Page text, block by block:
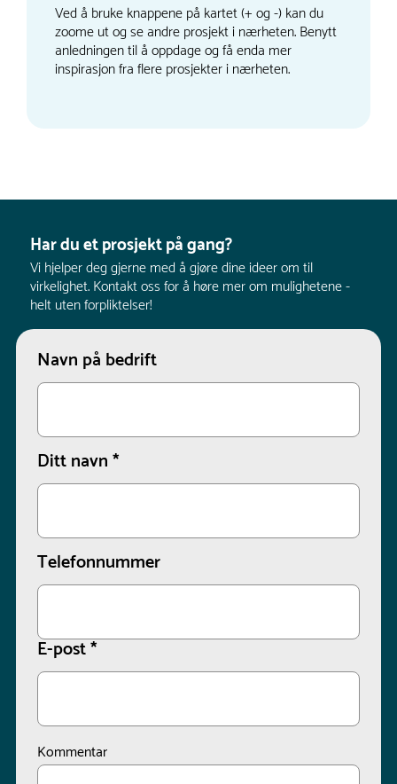
Ved å bruke knappene på kartet (+ og -) kan du
zoome ut og se andre prosjekt i nærheten. Benytt
anledningen til å oppdage og få enda mer
inspirasjon fra flere prosjekter i nærheten.
Har du et prosjekt på gang?
Vi hjelper deg gjerne med å gjøre dine ideer om til
virkelighet. Kontakt oss for å høre mer om mulighetene -
helt uten forpliktelser!
Navn på bedrift
Ditt navn*
Telefonnummer
E-post*
Kommentar